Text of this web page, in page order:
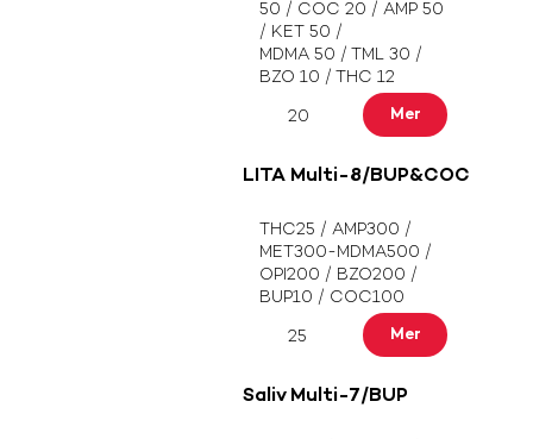
20
50 / COC 20 / AMP 50
/ KET 50 /
MDMA 50 / TML 30 /
BZO 10 / THC 12
Mer
LITA Multi-8/BUP&COC
25
THC25 / AMP300 /
MET300-MDMA500 /
OPI200 / BZO200 /
BUP10 / COC100
Mer
Saliv Multi-7/BUP